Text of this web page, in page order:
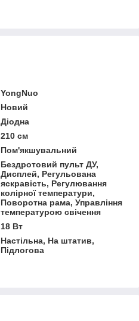
YongNuo
Новий
Діодна
210 см
Пом'якшувальний
Бездротовий пульт ДУ,
Дисплей, Регульована
яскравість, Регулювання
колірної температури,
Поворотна рама, Управління
температурою свічення
18 Вт
Настільна, На штатив,
Підлогова